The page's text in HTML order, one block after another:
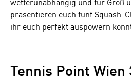
wetterunabhängig und für Groß
präsentieren euch fünf Squash-
ihr euch perfekt auspowern
Tennis Point Wien